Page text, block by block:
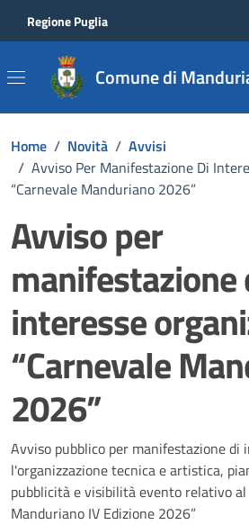
Regione Puglia
Comune di
Home / Novità / Avvisi
/ Avviso Per Manifestazione Di
“Carnevale Manduriano 2026”
Avviso per
manifestazione
interesse
“Carnevale
2026”
Dettagli della
Avviso pubblico per manifestazione di
l'organizzazione tecnica e artistica,
pubblicità e visibilità evento relativo al
Manduriano IV Edizione 2026”